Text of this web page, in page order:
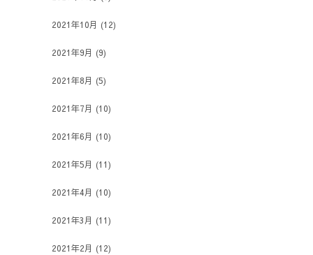
2021年10月 (12)
2021年9月 (9)
2021年8月 (5)
2021年7月 (10)
2021年6月 (10)
2021年5月 (11)
2021年4月 (10)
2021年3月 (11)
2021年2月 (12)